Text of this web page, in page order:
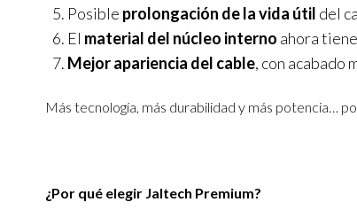
Posible prolongación de la vida útil del
El material del núcleo interno ahora tiene
Mejor apariencia del cable, con acabado
Más tecnología, más durabilidad y más potencia…
¿Por qué elegir Jaltech Premium?